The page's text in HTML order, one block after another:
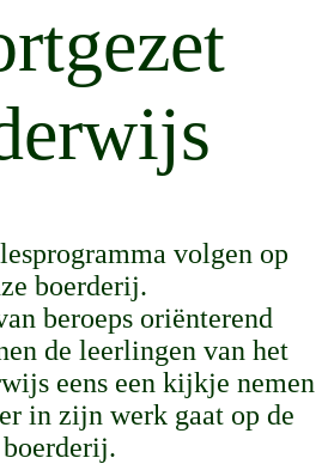
volgen op
boerderij.
beroeps oriënterend
de leerlingen van het
eens een kijkje nemen
in zijn werk gaat op de
boerderij.